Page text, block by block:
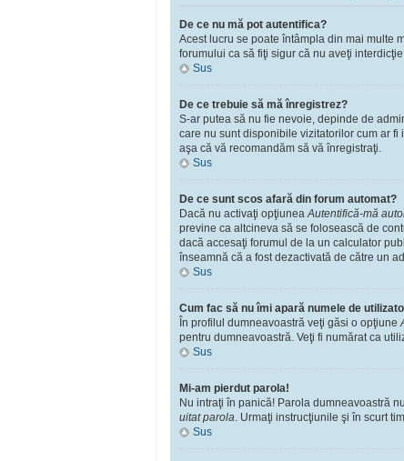
De ce nu mă pot autentifica?
Acest lucru se poate întâmpla din mai multe
forumului ca să fiţi sigur că nu aveţi
Sus
De ce trebuie să mă înregistrez?
S-ar putea să nu fie nevoie, depinde de
care nu sunt disponibile vizitatorilor cum ar
aşa că vă recomandăm să vă înregistraţi.
Sus
De ce sunt scos afară din forum automat?
Dacă nu activaţi opţiuneaAutentifică-mă
previne ca altcineva să se folosească de
dacă accesaţi forumul de la un calculator
înseamnă că a fost dezactivată de către un
Sus
Cum fac să nu îmi apară numele de
În profilul dumneavoastră veţi găsi o opţiune
pentru dumneavoastră. Veţi fi numărat ca
Sus
Mi-am pierdut parola!
Nu intraţi în panică! Parola dumneavoastră
uitat parola. Urmaţi instrucţiunile şi în scurt
Sus